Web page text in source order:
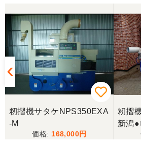
山梨県／じん
整備された中古のバインダー
だいたい予算内だったのです
から陸送が可能という所も大
い物が出来たと非常に満足し
この度は、迅速な対応ありが
だ、メールに記載の配達の受
ラグがあり少しとまどいまし
籾摺機サタケNPS350EXA
-M
168,000
籾摺
新潟●